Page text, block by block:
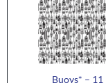
Buoys* – 11